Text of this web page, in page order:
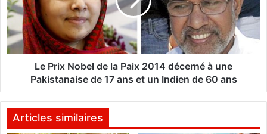
:
q
u
’
e
-
c
q
i
x
N
o
b
d
e
a
Le Prix Nobel de la Paix 2014 décerné à une
Pakistanaise de 17 ans et un Indien de 60 ans
Articles similaires